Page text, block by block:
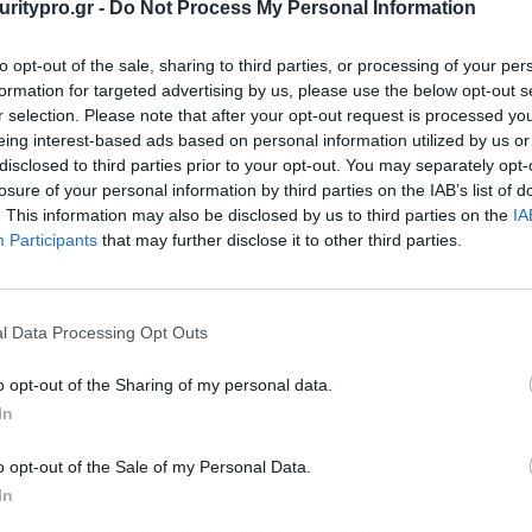
- Do Not Process My Personal Information
opt-out of the sale, sharing to third parties, or processing of your
for targeted advertising by us, please use the below opt-out
selection. Please note that after your opt-out request is processed
interest-based ads based on personal information utilized by us
to third parties prior to your opt-out. You may separately
of your personal information by third parties on the IAB’s list of
This information may also be disclosed by us to third parties on the
Participants that may further disclose it to other third parties.
Data Processing Opt Outs
opt-out of the Sharing of my personal data.
opt-out of the Sale of my Personal Data.
Στρατηγικό Ηγέτη Επιχειρησιακής
στη Στρατηγική
ανθεκτικότητα
στα πρότυπα της πλατφόρμας Lenovo ThinkSystem για να
όταν είναι μαζί, τα χαρτοφυλάκια ThinkSystem και
Ευελιξία και Ευκινησία, ενώ παράλληλα προσφέρουν τη
από την κατάταξή μας σε Νο1 στην ικανοποίηση πελατών (TBR)
στον κόσμο, Intel based Supercomputer νέας γενιάς
και τι σημαίνει για την εταιρία;
πρόκληση, αλλά και ένα project που μας γεμίζει
γενιάς Lenovo και βρίσκεται στο Νο 16 στην πιο πρόσφατη λίστα
η Lenovo για λογαριασμό της Partnership for Advanced
στην ιδιαίτερη αυτή μερίδα επιστημονικών πελατών, ενώ
στόχος μας στη Lenovo είναι να γίνουμε η μεγαλύτερη εταιρία
καινοτομίας και της ανάπτυξης της τεχνολογίας.
κομμάτι τη μηχανή ανάπτυξης για το μέλλον της εταιρίας μας.
μας μοντέλο, ώστε να γίνουμε ο νέος ΙΤ server provider.
ανάπτυξης, καλύτερη οργάνωση, δυνατή ηγεσία και ένα